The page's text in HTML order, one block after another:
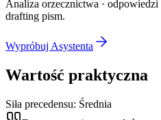
Analiza orzecznictwa · odpowiedzi
drafting pism.
Wypróbuj Asystenta
Wartość praktyczna
Siła precedensu: Średnia